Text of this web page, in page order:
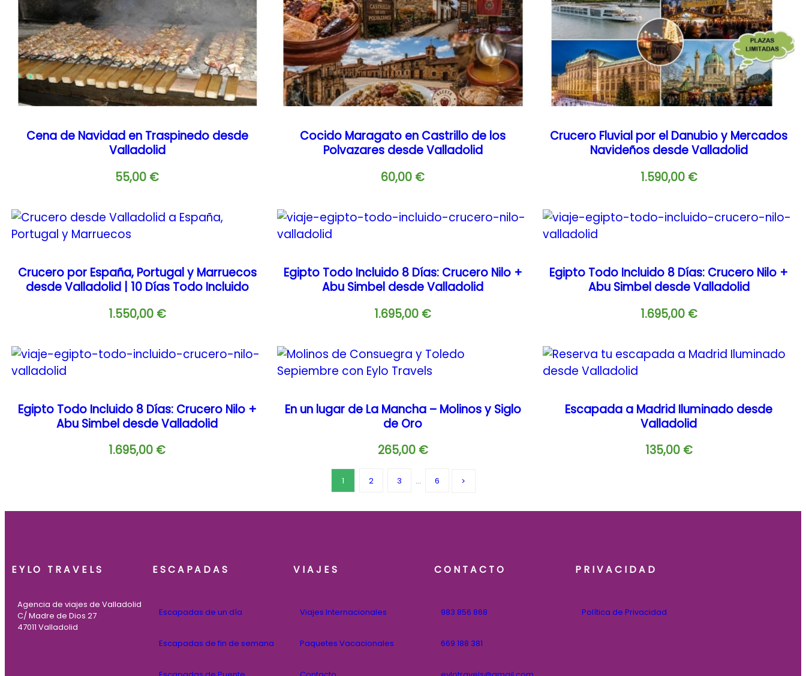
Cena de Navidad en Traspinedo desde
Valladolid
55,00 €
Cocido Maragato en Castrillo de los
Polvazares desde Valladolid
60,00 €
Crucero Fluvial por el Danubio y Mercados
Navideños desde Valladolid
1.590,00 €
Crucero por España, Portugal y Marruecos
desde Valladolid | 10 Días Todo Incluido
1.550,00 €
Egipto Todo Incluido 8 Días: Crucero Nilo +
Abu Simbel desde Valladolid
1.695,00 €
Egipto Todo Incluido 8 Días: Crucero Nilo +
Abu Simbel desde Valladolid
1.695,00 €
Egipto Todo Incluido 8 Días: Crucero Nilo +
Abu Simbel desde Valladolid
1.695,00 €
En un lugar de La Mancha – Molinos y Siglo
de Oro
265,00 €
Escapada a Madrid Iluminado desde
Valladolid
135,00 €
1 2 3 … 6
EYLO TRAVELS
Agencia de viajes de Valladolid
C/ Madre de Dios 27
47011 Valladolid
ESCAPADAS
Escapadas de un día
Escapadas de fin de semana
VIAJES
Viajes Internacionales
Paquetes Vacacionales
CONTACTO
983 856 868
669 188 381
PRIVACIDAD
Política de Privacidad